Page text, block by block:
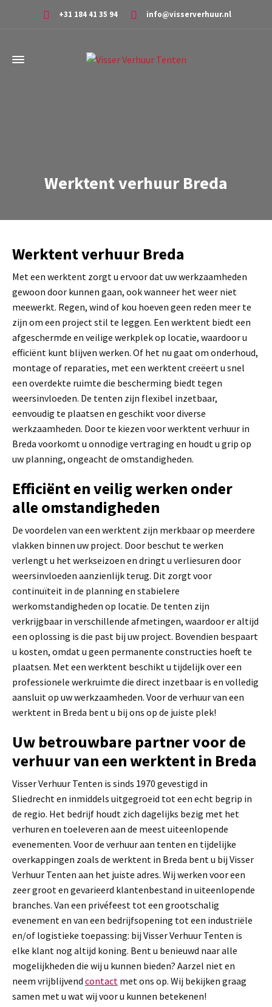
+31 184 41 35 94 info@visserverhuur.nl
Werktent verhuur Breda
Werktent verhuur Breda
Met een werktent zorgt u ervoor dat uw werkzaamheden
gewoon door kunnen gaan, ook wanneer het weer niet
meewerkt. Regen, wind of kou hoeven geen reden meer te
zijn om een project stil te leggen. Een werktent biedt een
afgeschermde en veilige werkplek op locatie, waardoor u
efficiënt kunt blijven werken. Of het nu gaat om onderhoud,
montage of reparaties, met een werktent creëert u snel
een overdekte ruimte die bescherming biedt tegen
weersinvloeden. De tenten zijn flexibel inzetbaar,
eenvoudig te plaatsen en geschikt voor diverse
werkzaamheden. Door te kiezen voor werktent verhuur in
Breda voorkomt u onnodige vertraging en houdt u grip op
uw planning, ongeacht de omstandigheden.
Efficiënt en veilig werken onder
alle omstandigheden
De voordelen van een werktent zijn merkbaar op meerdere
vlakken binnen uw project. Door beschut te werken
verlengt u het werkseizoen en dringt u verliesuren door
weersinvloeden aanzienlijk terug. Dit zorgt voor
continuïteit in de planning en stabielere
werkomstandigheden op locatie. De tenten zijn
verkrijgbaar in verschillende afmetingen, waardoor er altijd
een oplossing is die past bij uw project. Bovendien bespaart
u kosten, omdat u geen permanente constructies hoeft te
plaatsen. Met een werktent beschikt u tijdelijk over een
professionele werkruimte die direct inzetbaar is en volledig
aansluit op uw werkzaamheden. Voor de verhuur van een
werktent in Breda bent u bij ons op de juiste plek!
Uw betrouwbare partner voor de
verhuur van een werktent in Breda
Visser Verhuur Tenten is sinds 1970 gevestigd in
Sliedrecht en inmiddels uitgegroeid tot een echt begrip in
de regio. Het bedrijf houdt zich dagelijks bezig met het
verhuren en toeleveren aan de meest uiteenlopende
evenementen. Voor de verhuur aan tenten en tijdelijke
overkappingen zoals de werktent in Breda bent u bij Visser
Verhuur Tenten aan het juiste adres. Wij werken voor een
zeer groot en gevarieerd klantenbestand in uiteenlopende
branches. Van een privéfeest tot een grootschalig
evenement en van een bedrijfsopening tot een industriële
en/of logistieke toepassing: bij Visser Verhuur Tenten is
elke klant nog altijd koning. Bent u benieuwd naar alle
mogelijkheden die wij u kunnen bieden? Aarzel niet en
neem vrijblijvend contact met ons op. Wij bekijken graag
samen met u wat wij voor u kunnen betekenen!